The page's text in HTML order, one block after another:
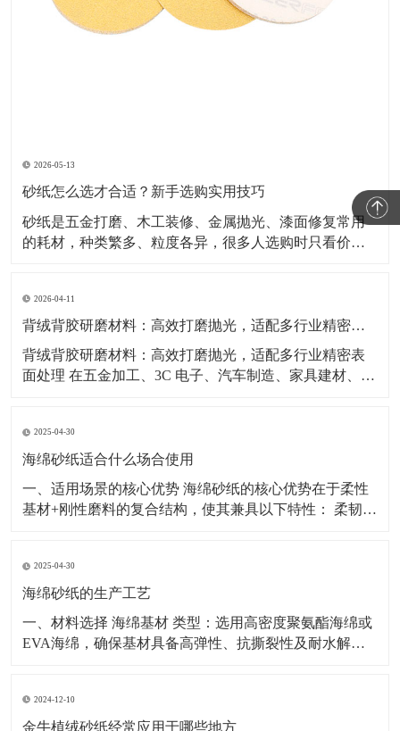
2026-05-13
砂纸怎么选才合适？新手选购实用技巧
砂纸是五金打磨、木工装修、金属抛光、漆面修复常用
的耗材，种类繁多、粒度各异，很多人选购时只看价
的砂纸。 选砂纸首先看粒度目数，目数越低颗粒越粗，
适合粗磨、除锈、去毛刺；目数越
2026-04-11
背绒背胶研磨材料：高效打磨抛光，适配多行业精密表面处理
背绒背胶研磨材料：高效打磨抛光，适配多行业精密表
面处理 在五金加工、3C 电子、汽车制造、家具建材、塑
便捷、切削稳定、适配性强等特点，成为工业表面处理
的常用耗材。 背绒砂纸采用植绒工艺，搭配气动打
2025-04-30
海绵砂纸适合什么场合使用
一、适用场景的核心优势 海绵砂纸的核心优势在于柔性
基材+刚性磨料的复合结构，使其兼具以下特性： 柔韧贴
力，避免传统砂纸因局部压力集中导致的工件损伤； 多
孔排屑性：三维网状结构可快速排出磨屑，防止砂纸
2025-04-30
海绵砂纸的生产工艺
一、材料选择 海绵基材 类型：选用高密度聚氨酯海绵或
EVA海绵，确保基材具备高弹性、抗撕裂性及耐水解
清洗去除表面油污，并通过热压定型消除内部应力，避
免后续加工变形。 磨料 种类：常用氧化铝
2024-12-10
金牛植绒砂纸经常应用于哪些地方